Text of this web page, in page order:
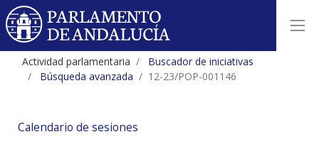
Actividad parlamentaria
Buscador de iniciativas
Búsqueda avanzada
12-23/POP-001146
Calendario de sesiones